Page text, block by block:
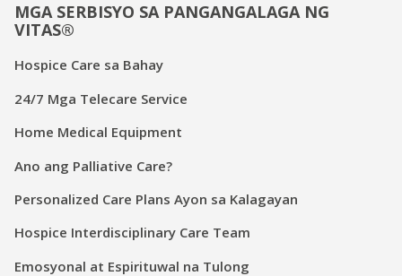
MGA SERBISYO SA PANGANGALAGA NG
VITAS®
Hospice Care sa Bahay
24/7 Mga Telecare Service
Home Medical Equipment
Ano ang Palliative Care?
Personalized Care Plans Ayon sa Kalagayan
Hospice Interdisciplinary Care Team
Emosyonal at Espirituwal na Tulong